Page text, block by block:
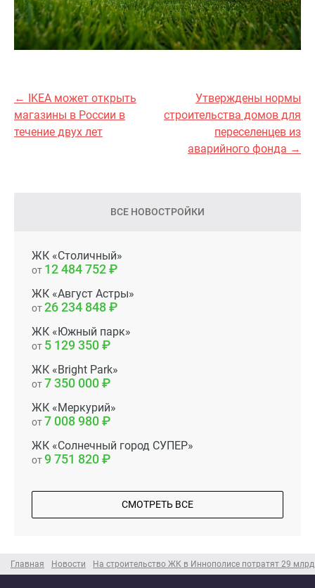
Главная Новости На строительство ЖК в Иннополисе потратят 29
← IKEA может открыть
магазины в России в
течение двух лет
Утверждены нормы
строительства домов для
переселенцев из
аварийного фонда →
ВСЕ НОВОСТРОЙКИ
ЖК «Столичный»
от 12 484 752
ЖК «Август Астры»
от26 234 848
ЖК «Южный парк»
от 5 129 350
ЖК «Bright Park»
от7 350 000
ЖК «Меркурий»
от7 008 980
ЖК «Солнечный город СУПЕР»
от9 751 820
СМОТРЕТЬ ВСЕ